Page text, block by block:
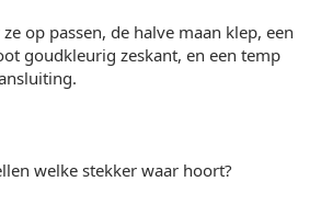
op passen, de halve maan klep, een
goudkleurig zeskant, en een temp
welke stekker waar hoort?